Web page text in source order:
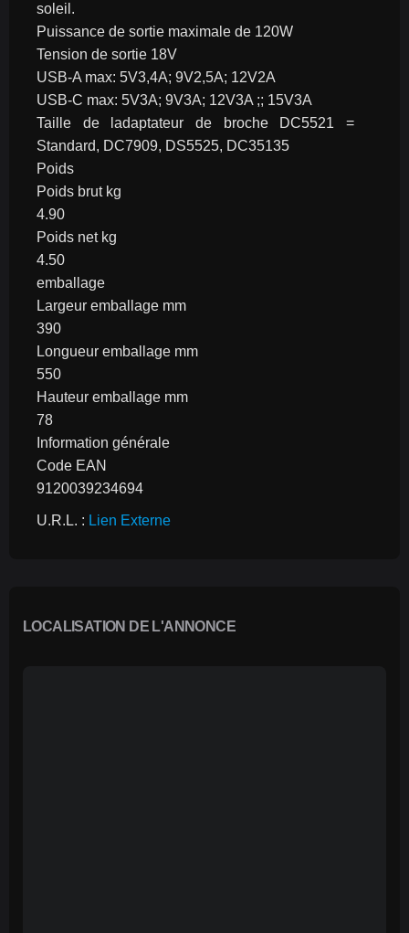
soleil.
Puissance de sortie maximale de 120W
Tension de sortie 18V
USB-A max: 5V3,4A; 9V2,5A; 12V2A
USB-C max: 5V3A; 9V3A; 12V3A ;; 15V3A
Taille de ladaptateur de broche DC5521 =
Standard, DC7909, DS5525, DC35135
Poids
Poids brut kg
4.90
Poids net kg
4.50
emballage
Largeur emballage mm
390
Longueur emballage mm
550
Hauteur emballage mm
78
Information générale
Code EAN
9120039234694
U.R.L. : Lien Externe
LOCALISATION DE L'ANNONCE